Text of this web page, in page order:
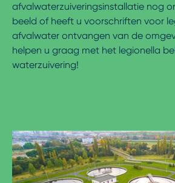
afvalwaterzuiveringsinstallatie nog
beeld of heeft u voorschriften voor
afvalwater ontvangen van de
helpen u graag met het legionella
waterzuivering!